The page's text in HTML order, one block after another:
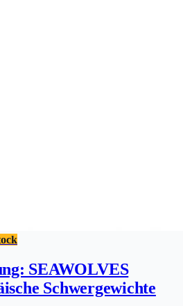
SEAWOLVES
Schwergewichte